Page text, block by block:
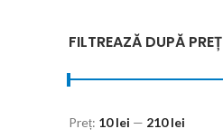
FILTREAZĂ DUPĂ PREȚ
Preț: 10 lei — 210 lei